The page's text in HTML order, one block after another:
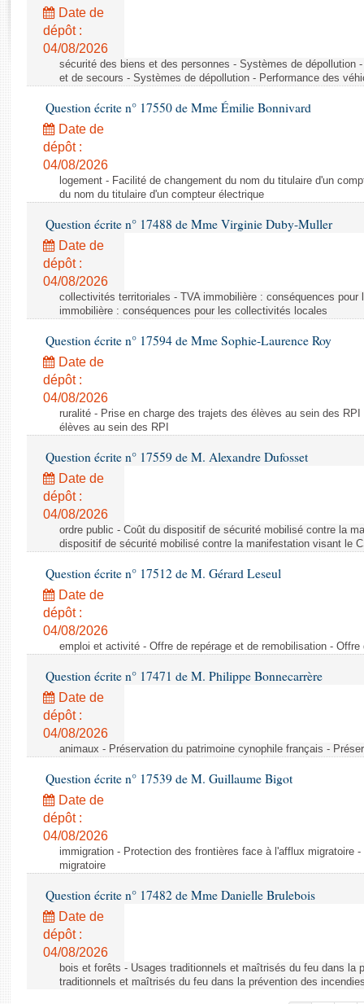
Rapports législatifs
Rapports sur l'application des lois
Baromètre de l’application des lois
Dossiers législatifs
Budget et sécurité sociale
Questions écrites et orales
Comptes rendus des débats
Date de
dépôt :
04/08/2026
sécurité des biens et des personnes - Systèmes de dépollution
et de secours - Systèmes de dépollution - Performance des
Question écrite n° 17550 de Mme Émilie Bonnivard
Date de
dépôt :
04/08/2026
logement - Facilité de changement du nom du titulaire d'un
du nom du titulaire d'un compteur électrique
Question écrite n° 17488 de Mme Virginie Duby-Muller
Date de
dépôt :
04/08/2026
collectivités territoriales - TVA immobilière : conséquences
immobilière : conséquences pour les collectivités locales
Question écrite n° 17594 de Mme Sophie-Laurence Roy
Date de
dépôt :
04/08/2026
ruralité - Prise en charge des trajets des élèves au sein des
élèves au sein des RPI
Question écrite n° 17559 de M. Alexandre Dufosset
Date de
dépôt :
04/08/2026
ordre public - Coût du dispositif de sécurité mobilisé contre la
dispositif de sécurité mobilisé contre la manifestation visant le
Question écrite n° 17512 de M. Gérard Leseul
Date de
dépôt :
04/08/2026
emploi et activité - Offre de repérage et de remobilisation -
Question écrite n° 17471 de M. Philippe Bonnecarrère
Date de
dépôt :
04/08/2026
animaux - Préservation du patrimoine cynophile français -
Question écrite n° 17539 de M. Guillaume Bigot
Date de
dépôt :
04/08/2026
immigration - Protection des frontières face à l'afflux migratoire
migratoire
Question écrite n° 17482 de Mme Danielle Brulebois
Date de
dépôt :
04/08/2026
bois et forêts - Usages traditionnels et maîtrisés du feu dans la
traditionnels et maîtrisés du feu dans la prévention des